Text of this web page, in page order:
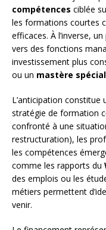
compétences ciblée
les formations courtes
efficaces. À l’inverse,
vers des fonctions
investissement plus
ou un mastère
L’anticipation constitue
stratégie de formation
confronté à une
restructuration), les
les compétences
comme les rapports du
des emplois ou les
métiers permettent
venir.